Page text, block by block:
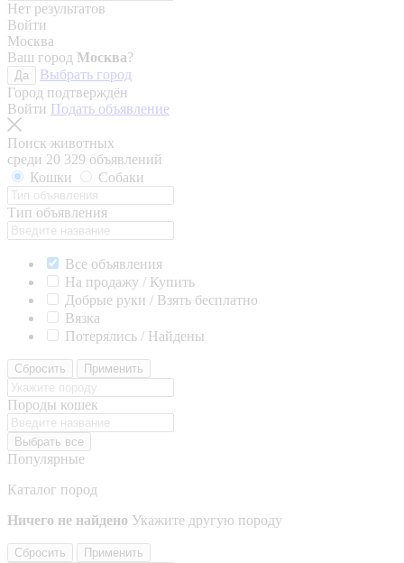
Нет результатов
Войти
Москва
Ваш город Москва?
Да
Выбрать город
Город подтверждён
Войти Подать объявление
Поиск животных
среди 20 329 объявлений
Кошки
Собаки
Тип объявления
Все объявления
На продажу / Купить
Добрые руки / Взять бесплатно
Вязка
Потерялись / Найдены
Сбросить Применить
Породы кошек
Выбрать все
Популярные
Каталог пород
Ничего не найдено Укажите другую породу
Сбросить Применить